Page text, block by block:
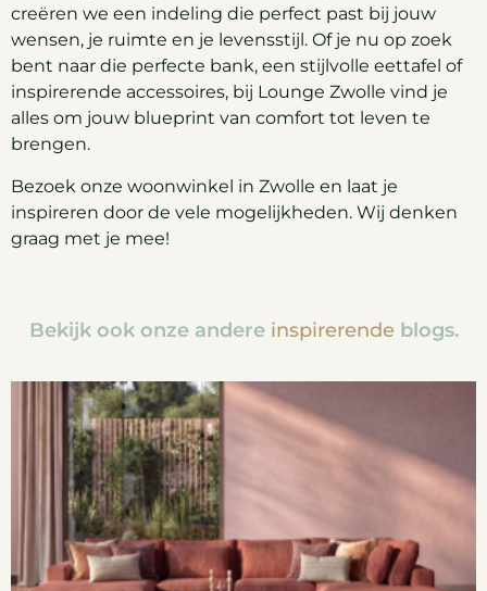
creëren we een indeling die perfect past bij jouw
wensen, je ruimte en je levensstijl. Of je nu op zoek
bent naar die perfecte bank, een stijlvolle eettafel of
inspirerende accessoires, bij Lounge Zwolle vind je
alles om jouw blueprint van comfort tot leven te
brengen.
Bezoek onze woonwinkel in Zwolle en laat je
inspireren door de vele mogelijkheden. Wij denken
graag met je mee!
Bekijk ook onze andere inspirerende blogs.